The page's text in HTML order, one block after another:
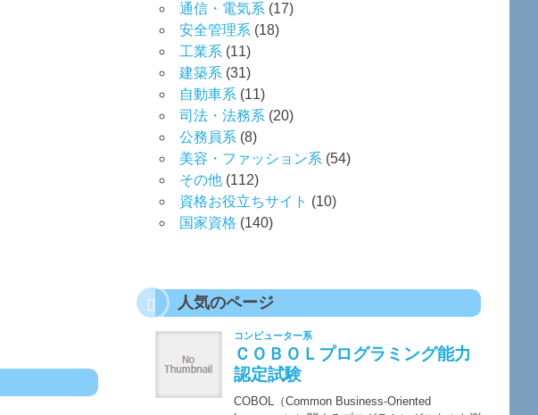
通信・電気系 (17)
安全管理系 (18)
工業系 (11)
建築系 (31)
自動車系 (11)
司法・法務系 (20)
公務員系 (8)
美容・ファッション系 (54)
その他 (112)
資格お役立ちサイト (10)
国家資格 (140)
人気のページ